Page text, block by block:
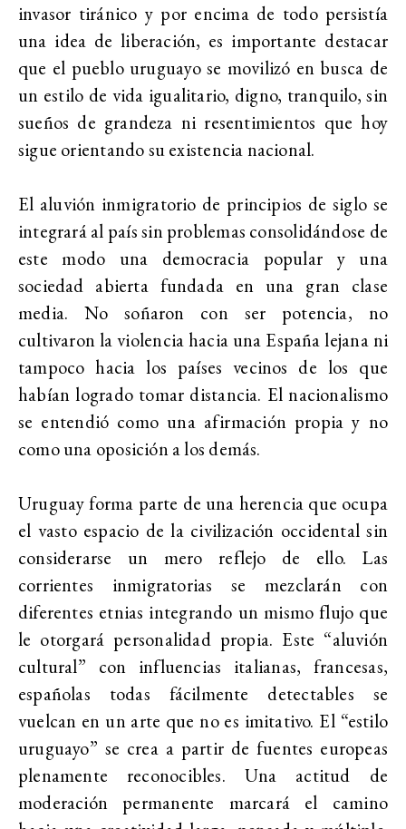
invasor tiránico y por encima de todo persistía
una idea de liberación, es importante destacar
que el pueblo uruguayo se movilizó en busca de
un estilo de vida igualitario, digno, tranquilo, sin
sueños de grandeza ni resentimientos que hoy
sigue orientando su existencia nacional.
El aluvión inmigratorio de principios de siglo se
integrará al país sin problemas consolidándose de
este modo una democracia popular y una
sociedad abierta fundada en una gran clase
media. No soñaron con ser potencia, no
cultivaron la violencia hacia una España lejana ni
tampoco hacia los países vecinos de los que
habían logrado tomar distancia. El nacionalismo
se entendió como una afirmación propia y no
como una oposición a los demás.
Uruguay forma parte de una herencia que ocupa
el vasto espacio de la civilización occidental sin
considerarse un mero reflejo de ello. Las
corrientes inmigratorias se mezclarán con
diferentes etnias integrando un mismo flujo que
le otorgará personalidad propia. Este “aluvión
cultural” con influencias italianas, francesas,
españolas todas fácilmente detectables se
vuelcan en un arte que no es imitativo. El “estilo
uruguayo” se crea a partir de fuentes europeas
plenamente reconocibles. Una actitud de
moderación permanente marcará el camino